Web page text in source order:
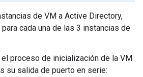
de VM a Active Directory,
cada una de las 3 instancias de
proceso de inicialización de la VM
su salida de puerto en serie: